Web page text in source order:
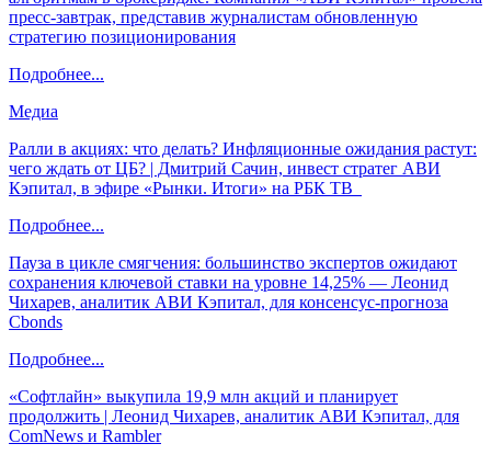
пресс-завтрак, представив журналистам обновленную
стратегию позиционирования
Подробнее...
Медиа
Ралли в акциях: что делать? Инфляционные ожидания растут:
чего ждать от ЦБ? | Дмитрий Сачин, инвест стратег АВИ
Кэпитал, в эфире «Рынки. Итоги» на РБК ТВ
Подробнее...
Пауза в цикле смягчения: большинство экспертов ожидают
сохранения ключевой ставки на уровне 14,25% — Леонид
Чихарев, аналитик АВИ Кэпитал, для консенсус-прогноза
Cbonds
Подробнее...
«Софтлайн» выкупила 19,9 млн акций и планирует
продолжить | Леонид Чихарев, аналитик АВИ Кэпитал, для
ComNews и Rambler